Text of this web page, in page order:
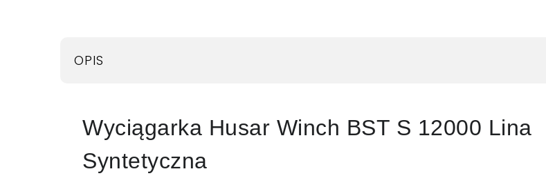
OPIS
Wyciągarka Husar Winch BST S 12000 Lina
Syntetyczna